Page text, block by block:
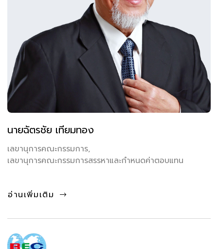
นายฉัตรชัย เทียมทอง
เลขานุการคณะกรรมการ,
เลขานุการคณะกรรมการสรรหาและกำหนดค่าตอบแทน
อ่านเพิ่มเติม